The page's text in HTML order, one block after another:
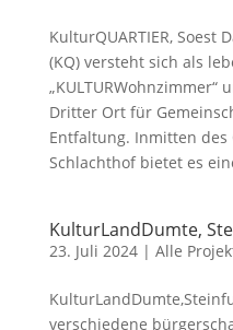
KulturQUARTIER, Soest
(KQ) versteht sich als
Dritter Ort für
Entfaltung. Inmitten
Schlachthof bietet es
KulturLandDumte,
23. Juli 2024| Alle
verschiedene